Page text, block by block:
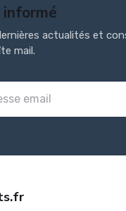
informé
actualités et
mail.